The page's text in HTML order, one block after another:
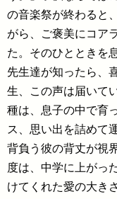
の音楽祭が終わると
がら、ご褒美にコア
た。そのひとときを
先生達が知ったら、
生、この声は届いて
種は、息子の中で育
ス、思い出を詰めて
背負う彼の背丈が視
度は、中学に上がっ
けてくれた愛の大き